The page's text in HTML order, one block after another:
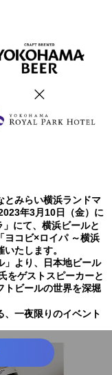
とみらい横浜ランドマ
年3月10日（金）に
にて、横浜ビールと
ヨコビ×ロイパ ～横浜
たします。
」より、日本地ビール
をゲストスピーカーと
トビールの世界を深堀
一夜限りのイベント